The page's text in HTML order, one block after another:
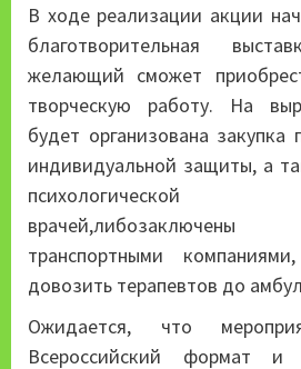
В ходе реализации акции
благотворительная
желающий сможет
творческую работу. На
будет организована закупка
индивидуальной защиты, а
транспортными
довозить терапевтов до
Ожидается, что
Всероссийский формат и